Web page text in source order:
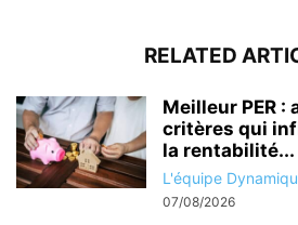
RELATED
Meilleur PER :
critères qui
la rentabilité...
L'équipe
07/08/2026